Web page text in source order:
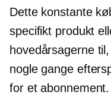
Dette konstante
specifikt produkt
hovedårsagerne
nogle gange
for et